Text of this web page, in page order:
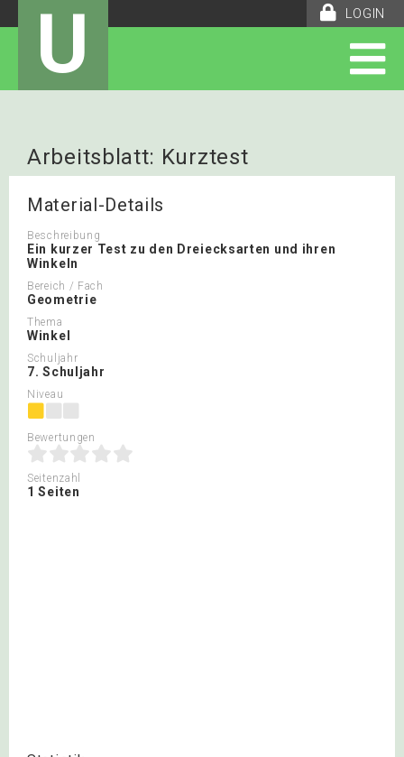
LOGIN
U
Arbeitsblatt: Kurztest
Dreiecksarten
Material-Details
Beschreibung
Ein kurzer Test zu den Dreiecksarten und ihren
Winkeln
Bereich / Fach
Geometrie
Thema
Winkel
Schuljahr
7. Schuljahr
Niveau
Bewertungen
Seitenzahl
1 Seiten